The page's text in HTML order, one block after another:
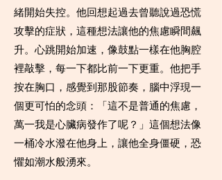
緒開始失控。他回想起過去曾聽說過恐慌
攻擊的症狀，這種想法讓他的焦慮瞬間飆
升。心跳開始加速，像鼓點一樣在他胸腔
裡敲擊，每一下都比前一下更重。他把手
按在胸口，感覺到那股節奏，腦中浮現一
個更可怕的念頭：「這不是普通的焦慮，
萬一我是心臟病發作了呢？」這個想法像
一桶冷水潑在他身上，讓他全身僵硬，恐
懼如潮水般湧來。